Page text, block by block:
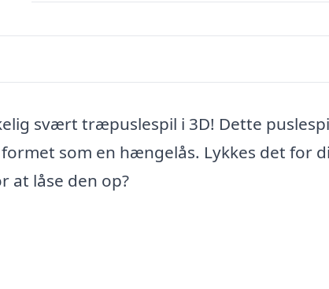
svært træpuslespil i 3D! Dette
som en hængelås. Lykkes det for
at låse den op?